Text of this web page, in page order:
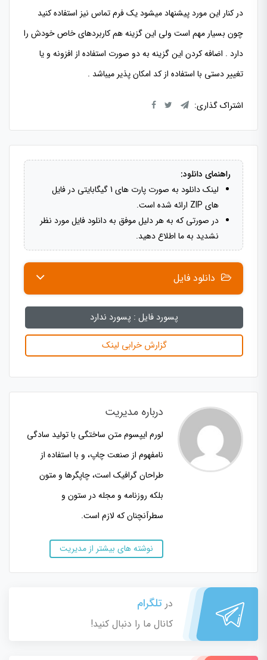
در کنار این مورد پیشنهاد میشود یک فرم تماس نیز استفاده کنید
چون بسیار مهم است ولی این گزینه هم کاربردهای خاص خودش را
دارد . اضافه کردن این گزینه به دو صورت استفاده از افزونه و یا
تغییر دستی با استفاده از کد امکان پذیر میباشد .
اشتراک گذاری:
راهنمای دانلود:
لینک دانلود به صورت پارت های 1 گیگابایتی در فایل
های ZIP ارائه شده است.
در صورتی که به هر دلیل موفق به دانلود فایل مورد نظر
نشدید به ما اطلاع دهید.
دانلود فایل
پسورد فایل : پسورد ندارد
گزارش خرابی لینک
درباره مدیریت
لورم ایپسوم متن ساختگی با تولید سادگی
نامفهوم از صنعت چاپ، و با استفاده از
طراحان گرافیک است، چاپگرها و متون
بلکه روزنامه و مجله در ستون و
سطرآنچنان که لازم است.
نوشته های بیشتر از مدیریت
در تلگرام
کانال ما را دنبال کنید!